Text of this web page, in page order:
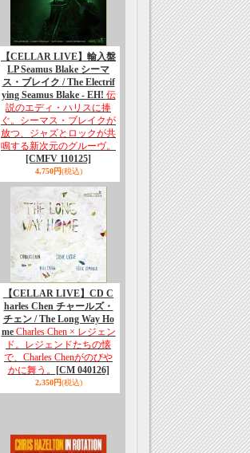
【CELLAR LIVE】輸入盤
LP Seamus Blake シーマ
ス・ブレイク / The Electrif
ying Seamus Blake - EH! 伝
説のエディ・ハリスに捧
ぐ。シーマス・ブレイクが
放つ、ジャズとロックが共
鳴する新次元のグルーヴ。
[CMFV 110125]
4,750円(税込)
【CELLAR LIVE】CD C
harles Chen チャールズ・
チェン / The Long Way Ho
me Charles Chen × レジェン
ド。レジェンドたちの懐
で、Charles Chenがのびや
かに舞う。
[CM 040126]
2,350円(税込)